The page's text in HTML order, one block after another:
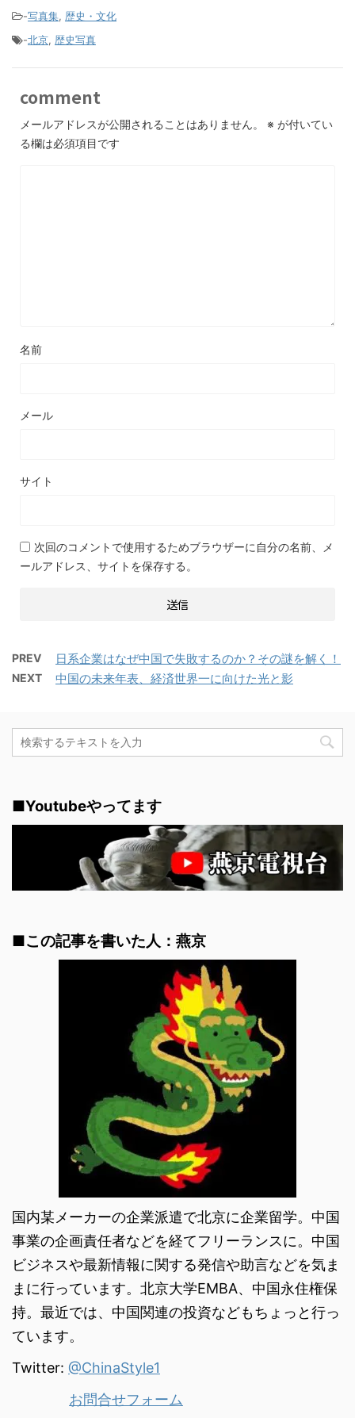
-写真集, 歴史・文化
-北京, 歴史写真
comment
メールアドレスが公開されることはありません。 ※ が付いてい
る欄は必須項目です
名前
メール
サイト
次回のコメントで使用するためブラウザーに自分の名前、メ
ールアドレス、サイトを保存する。
PREV 日系企業はなぜ中国で失敗するのか？その謎を解く！
NEXT 中国の未来年表、経済世界一に向けた光と影
■Youtubeやってます
■この記事を書いた人：燕京
国内某メーカーの企業派遣で北京に企業留学。中国
事業の企画責任者などを経てフリーランスに。中国
ビジネスや最新情報に関する発信や助言などを気ま
まに行っています。北京大学EMBA、中国永住権保
持。最近では、中国関連の投資などもちょっと行っ
ています。
Twitter: @ChinaStyle1
お問合せフォーム